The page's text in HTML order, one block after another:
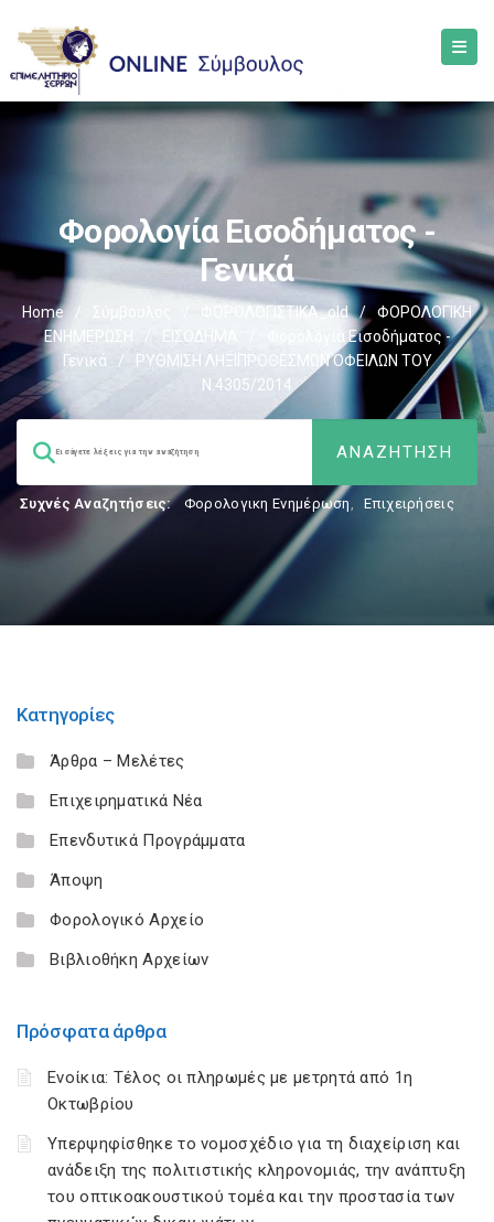
Φορολογία Εισοδήματος -
Γενικά
Home / Σύμβουλος ΦΟΡΟΛΟΓΙΣΤΙΚΑ_old /
ΦΟΡΟΛΟΓΙΚΗ
ΕΝΗΜΕΡΩΣΗ
/ ΕΙΣΟΔΗΜΑ
Φορολογία Εισοδήματος -
Γενικά
/
ΡΥΘΜΙΣΗ ΛΗΞΙΠΡΟΘΕΣΜΩΝ ΟΦΕΙΛΩΝ ΤΟΥ
Ν.4305/2014
Συχνές Αναζητήσεις: Φορολογικη Ενημέρωση, Επιχειρήσεις
Κατηγορίες
Άρθρα – Μελέτες
Επιχειρηματικά Νέα
Επενδυτικά Προγράμματα
Άποψη
Φορολογικό Αρχείο
Βιβλιοθήκη Αρχείων
Πρόσφατα άρθρα
Ενοίκια: Τέλος οι πληρωμές με μετρητά από 1η
Οκτωβρίου
Υπερψηφίσθηκε το νομοσχέδιο για τη διαχείριση και
ανάδειξη της πολιτιστικής κληρονομιάς, την ανάπτυξη
του οπτικοακουστικού τομέα και την προστασία των